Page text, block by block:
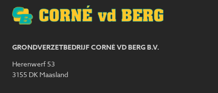
GRONDVERZETBEDRIJF CORNÉ VD BERG B.V.
Herenwerf 53
3155 DK Maasland